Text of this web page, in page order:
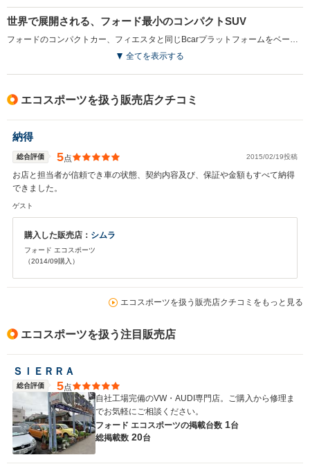
世界で展開される、フォード最小のコンパクトSUV
フォードのコンパクトカー、フィエスタと同じBcarプラットフォームをベースに開発された、フォード最小のコンパクトSUV。コンパクトカーの俊敏性や実用性と、SUVとしての優れた機能性や走破性との融合を果たした新しいコンセプトのモデル。また、優れたエアロダイナミクスと躍動感溢れるスタイルを両立させたエクステリアを採用。樹脂パーツでカバーされたバンパーやサイドシル、オフロード走行も想定されたアプローチアングルやデパーチャーアングルも与えられるなど、アクティブで遊び心あふれる演出が施されている。エンジンは1.5Lの直4DOHCで、組み合わされるトランスミッションはツインクラッチ式の6速パワーシフト。駆動方式は2WDとなる（2014.5）
全てを表示する
エコスポーツを扱う販売店クチコミ
納得
総合評価 5点 2015/02/19投稿
お店と担当者が信頼でき車の状態、契約内容及び、保証や金額もすべて納得
できました。
ゲスト
購入した販売店： シムラ
フォード エコスポーツ
（2014/09購入）
エコスポーツを扱う販売店クチコミをもっと見る
エコスポーツを扱う注目販売店
ＳＩＥＲＲＡ
総合評価 5点
自社工場完備のVW・AUDI専門店。ご購入から修理ま
でお気軽にご相談ください。
フォード エコスポーツの掲載台数 1台
総掲載数 20台